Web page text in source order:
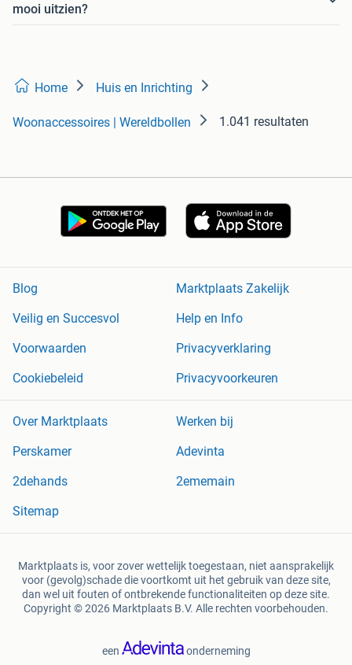
mooi uitzien?
Home Huis en Inrichting
Woonaccessoires | Wereldbollen 1.041 resultaten
Blog
Marktplaats Zakelijk
Veilig en Succesvol
Help en Info
Voorwaarden
Privacyverklaring
Cookiebeleid
Privacyvoorkeuren
Over Marktplaats
Werken bij
Perskamer
Adevinta
2dehands
2ememain
Sitemap
Marktplaats is, voor zover wettelijk toegestaan, niet aansprakelijk
voor (gevolg)schade die voortkomt uit het gebruik van deze site,
dan wel uit fouten of ontbrekende functionaliteiten op deze site.
Copyright © 2026 Marktplaats B.V. Alle rechten voorbehouden.
een onderneming